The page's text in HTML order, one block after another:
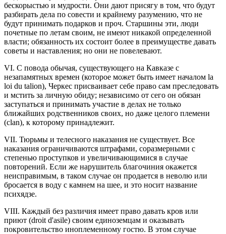
бескорыстью и мудрости. Они дают присягу в том, что будут
разбирать дела по совести и крайнему разумению, что не
будут принимать подарков и проч. Старшины эти, люди
почетные по летам своим, не имеют никакой определенной
власти; обязанность их состоит более в преимуществе давать
советы и наставления; но они не повелевают.
VI. С повода обычая, существующего на Кавказе с
незапамятных времен (которое может быть имеет началом la
loi du talion), Черкес присваивает себе право сам преследовать
и мстить за личную обиду; независимо от сего он обязан
заступаться и принимать участие в делах не только
ближайших родственников своих, но даже целого племени
(clan), к которому принадлежит.
VII. Тюрьмы и телесного наказания не существует. Все
наказания ограничиваются штрафами, соразмерными с
степенью проступков и увеличивающимися в случае
повторений. Если же нарушитель благочиния окажется
неисправимым, в таком случае он продается в неволю или
бросается в воду с камнем на шее, и это носит название
психядзе.
VIII. Каждый без различия имеет право давать кров или
приют (droit d'asile) своим единоземцам и оказывать
покровительство иноплеменному гостю. В этом случае